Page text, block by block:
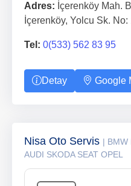
Adres: İçerenköy Mah.
İçerenköy, Yolcu Sk. No:
Tel: 0(533) 562 83 95
Detay Google
Nisa Oto Servis | BMW
AUDI SKODA SEAT OPEL